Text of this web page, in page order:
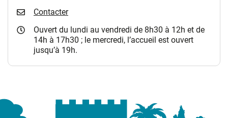
Contacter
Ouvert du lundi au vendredi de 8h30 à 12h et de
14h à 17h30 ; le mercredi, l’accueil est ouvert
jusqu’à 19h.